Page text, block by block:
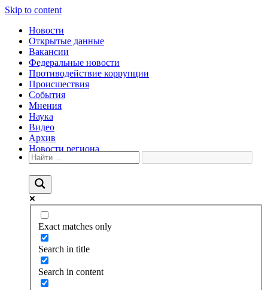
Skip to content
Новости
Открытые данные
Вакансии
Федеральные новости
Противодействие коррупции
Происшествия
События
Мнения
Наука
Видео
Архив
Новости региона
Exact matches only
Search in title
Search in content